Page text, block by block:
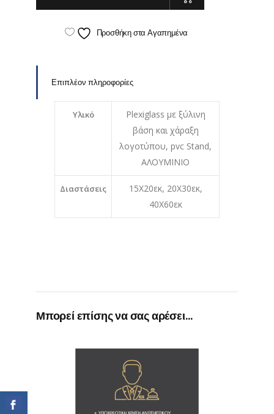
για
Eστιατόριο
Προσθήκη στα Αγαπημένα
Επιπλέον πληροφορίες
Υλικό
Plexiglass µε ξύλινη
βάση και χάραξη
λογοτύπου, pvc Stand,
ΑΛΟΥΜΙΝΙΟ
Διαστάσεις
15Χ20εκ, 20X30εκ,
40X60εκ
Μπορεί επίσης να σας αρέσει…